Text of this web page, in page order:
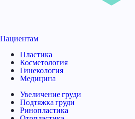
Пациентам
Пластика
Косметология
Гинекология
Медицина
Увеличение груди
Подтяжка груди
Ринопластика